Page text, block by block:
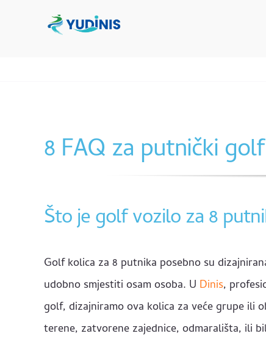
8 FAQ za putnički
Što je golf vozilo za 8
Golf kolica za 8 putnika posebno su
udobno smjestiti osam osoba. U Dinis,
golf, dizajniramo ova kolica za veće grupe ili
terene, zatvorene zajednice, odmarališta, ili